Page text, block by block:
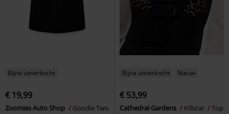
Bijna uitverkocht
€ 19,99
Zoomies Auto Shop
Goodie Two
Bijna uitverkocht Nieuw
€ 53,99
Cathedral Gardens Killstar Top